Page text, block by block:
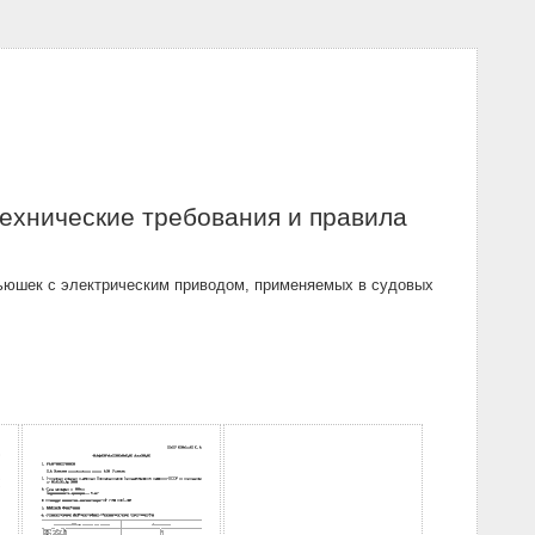
требования и правила
с электрическим приводом, применяемых в судовых